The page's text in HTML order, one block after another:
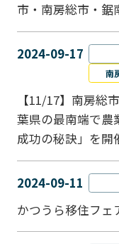
市・南房総市・鋸
2024-09-17
南
【11/17】南房
葉県の最南端で農
成功の秘訣」を開
2024-09-11
かつうら移住フェ